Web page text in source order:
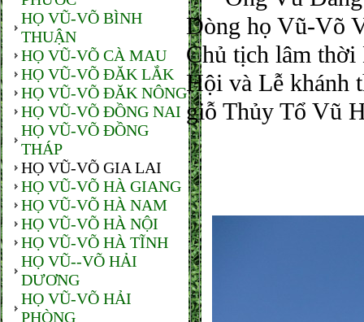
HỌ VŨ-VÕ BÌNH
THUẬN
HỌ VŨ-VÕ CÀ MAU
HỌ VŨ-VÕ ĐĂK LẮK
HỌ VŨ-VÕ ĐĂK NÔNG
HỌ VŨ-VÕ ĐỒNG NAI
HỌ VŨ-VÕ ĐỒNG
THÁP
HỌ VŨ-VÕ GIA LAI
HỌ VŨ-VÕ HÀ GIANG
HỌ VŨ-VÕ HÀ NAM
HỌ VŨ-VÕ HÀ NỘI
HỌ VŨ-VÕ HÀ TĨNH
HỌ VŨ--VÕ HẢI
DƯƠNG
HỌ VŨ-VÕ HẢI
PHÒNG
Dòng họ Vũ-Võ
Chủ tịch lâm
Hội và Lễ khánh
giỗ Thủy Tổ Vũ